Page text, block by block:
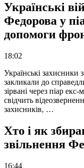
Українські
Федорова у
допомоги
18:02
Українські захисники
закликали до
зірвані через піар
свідчить
захисників, …
Хто і як
звільнення
16:44